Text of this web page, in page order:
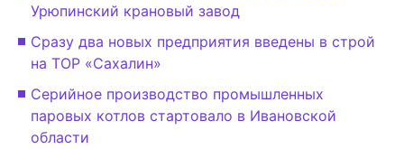
Урюпинский крановый завод
Сразу два новых предприятия введены в строй
на ТОР «Сахалин»
Серийное производство промышленных
паровых котлов стартовало в Ивановской
области